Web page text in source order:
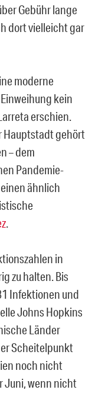
Gebühr lange
dort vielleicht gar
moderne
kein
erschien.
Hauptstadt gehört
– dem
Pandemie-
ähnlich
.
in
zu halten. Bis
Infektionen und
Johns Hopkins
Länder
Scheitelpunkt
noch nicht
Juni, wenn nicht